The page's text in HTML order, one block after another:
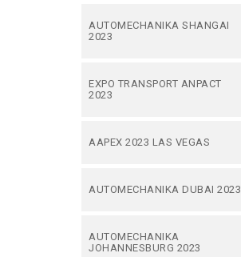
AUTOMECHANIKA SHANGAI
2023
EXPO TRANSPORT ANPACT
2023
AAPEX 2023 LAS VEGAS
AUTOMECHANIKA DUBAI 2023
AUTOMECHANIKA
JOHANNESBURG 2023